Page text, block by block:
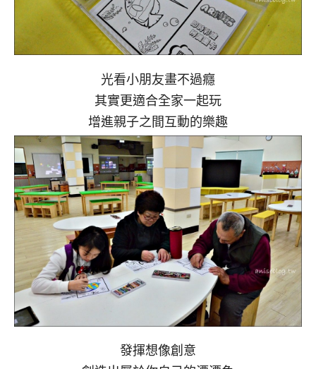
光看小朋友畫不過癮
其實更適合全家一起玩
增進親子之間互動的樂趣
發揮想像創意